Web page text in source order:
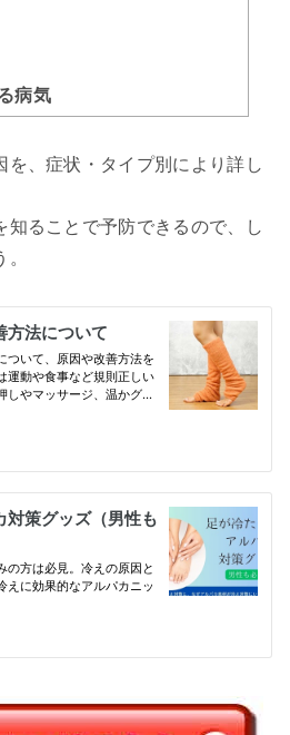
病気
を、症状・タイプ別により詳し
知ることで予防できるので、し